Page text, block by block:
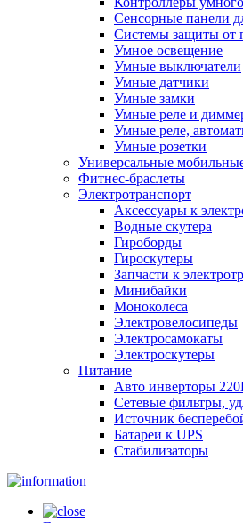
Сенсорные панели
Системы защиты от
Умное освещение
Умные выключатели
Умные датчики
Умные замки
Умные реле и
Умные реле,
Умные розетки
Универсальные
Фитнес-браслеты
Электротранспорт
Аксессуары к
Водные скутера
Гироборды
Гироскутеры
Запчасти к
Минибайки
Моноколеса
Электровелосипеды
Электросамокаты
Электроскутеры
Питание
Авто инверторы
Сетевые фильтры,
Источник
Батареи к UPS
Стабилизаторы